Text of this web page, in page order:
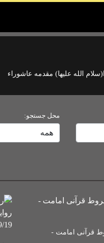
الله علیها) مقدمه عاشوراء
محل جستجو:
قرآنی امامت -